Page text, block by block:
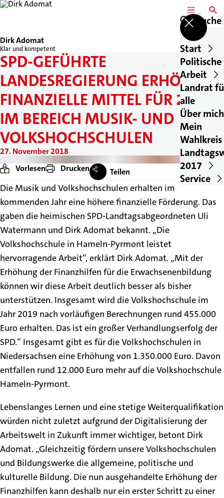
Dirk Adomat
Klar und kompetent
MENÜSuche
Start
Politische
Arbeit
Landrat
alle
Über mich
Mein
Wahlkreis
2017
Service
SPD-GEFÜHRTE
LANDESREGIERUNG ERHÖHT
FINANZIELLE MITTEL FÜR 2019
IM BEREICH MUSIK- UND
VOLKSHOCHSCHULEN
27. November 2018
Vorlesen
Drucken Teilen
Die Musik und Volkshochschulen erhalten im
kommenden Jahr eine höhere finanzielle Förderung. Das
gaben die heimischen SPD-Landtagsabgeordneten Uli
Watermann und Dirk Adomat bekannt. „Die
Volkshochschule in Hameln-Pyrmont leistet
hervorragende Arbeit“, erklärt Dirk Adomat. „Mit der
Erhöhung der Finanzhilfen für die Erwachsenenbildung
können wir diese Arbeit deutlich besser als bisher
unterstützen. Insgesamt wird die Volkshochschule im
Jahr 2019 nach vorläufigen Berechnungen rund 455.000
Euro erhalten. Das ist ein großer Verhandlungserfolg der
SPD.“ Insgesamt gibt es für die Volkshochschulen in
Niedersachsen eine Erhöhung von 1.350.000 Euro. Davon
entfallen rund 12.000 Euro mehr auf die Volkshochschule
Hameln-Pyrmont.
Lebenslanges Lernen und eine stetige Weiterqualifikation
würden nicht zuletzt aufgrund der Digitalisierung der
Arbeitswelt in Zukunft immer wichtiger, betont Dirk
Adomat. „Gleichzeitig fördern unsere Volkshochschulen
und Bildungswerke die allgemeine, politische und
kulturelle Bildung. Die nun ausgehandelte Erhöhung der
Finanzhilfen kann deshalb nur ein erster Schritt zu einer